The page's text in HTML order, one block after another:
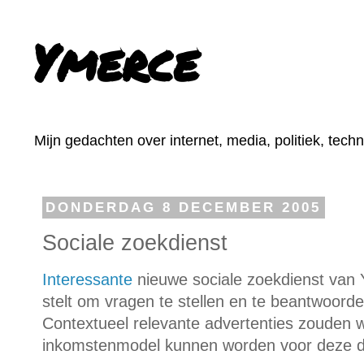
Ymerce
Mijn gedachten over internet, media, politiek,
DONDERDAG 8 DECEMBER 2005
Sociale zoekdienst
Interessante nieuwe sociale zoekdienst
stelt om vragen te stellen en te
Contextueel relevante advertenties zouden
inkomstenmodel kunnen worden voor deze